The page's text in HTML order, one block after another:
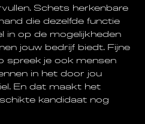
Schets herkenbare
die dezelfde functie
in op de mogelijkheden
jouw bedrijf biedt. Fijne
spreek je ook mensen
in het door jou
En dat maakt het
kandidaat nog